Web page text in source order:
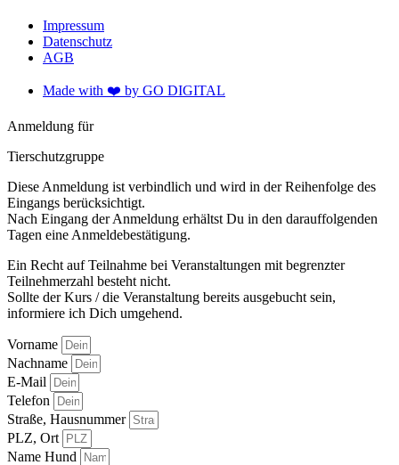
Impressum
Datenschutz
AGB
Made with ❤️️ by GO DIGITAL
Anmeldung für
Tierschutzgruppe
Diese Anmeldung ist verbindlich und wird in der Reihenfolge des
Eingangs berücksichtigt.
Nach Eingang der Anmeldung erhältst Du in den darauffolgenden
Tagen eine Anmeldebestätigung.
Ein Recht auf Teilnahme bei Veranstaltungen mit begrenzter
Teilnehmerzahl besteht nicht.
Sollte der Kurs / die Veranstaltung bereits ausgebucht sein,
informiere ich Dich umgehend.
Vorname
Nachname
E-Mail
Telefon
Straße, Hausnummer
PLZ, Ort
Name Hund